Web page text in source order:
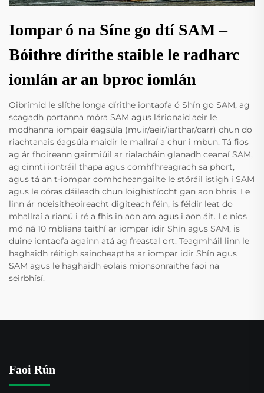
Iompar ó na Síne go dtí SAM –
Bóithre dírithe staible le radharc
iomlán ar an bproc iomlán
Oibrímid le slíthe longa dírithe iontaofa ó Shín go SAM, ag
scagadh portanna móra SAM agus lárionaid aeir le
modhanna iompair éagsúla (muir/aeir/iarthar/carr) chun do
riachtanais éagsúla maidir le mallraí a chur i mbun. Tá fios
ag ár fhoireann gairmiúil ar rialacháin glanadh ceanaí SAM,
ag cinnti iontráil thapa agus comhfhreagrach sa phort,
agus tá an t-iompar comhcheangailte le stóráil istigh i SAM
agus le córas dáileadh chun loighistíocht gan aon bhris. Le
linn ár ndeisitheoireacht digiteach féin, is féidir leat do
mhallraí a rianú i ré a fhis in aon am agus i aon áit. Le níos
mó ná 10 mbliana taithí ar iompar idir Shín agus SAM, is
duine iontaofa againn atá ag freastal ort. Teagmháil linn le
haghaidh réitigh saincheaptha ar iompar idir Shín agus
SAM agus le haghaidh eolais mionsonraithe faoi na
seirbhísí.
Faoi Rún